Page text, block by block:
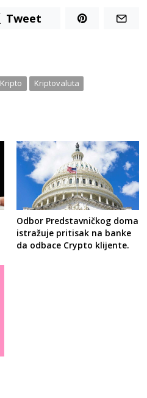
Tweet
Kripto Kriptovaluta
Odbor Predstavničkog doma
istražuje pritisak na banke
da odbace Crypto klijente.